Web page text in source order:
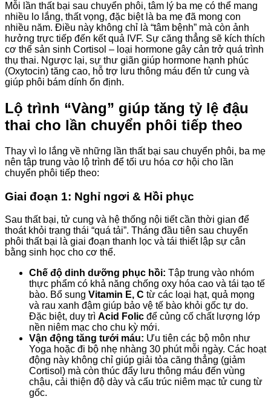
Mỗi lần thất bại sau chuyển phôi, tâm lý ba mẹ có thể mang
nhiều lo lắng, thất vọng, đặc biệt là ba mẹ đã mong con
nhiều năm. Điều này không chỉ là “tâm bệnh” mà còn ảnh
hưởng trực tiếp đến kết quả IVF. Sự căng thẳng sẽ kích thích
cơ thể sản sinh Cortisol – loại hormone gây cản trở quá trình
thụ thai. Ngược lại, sự thư giãn giúp hormone hạnh phúc
(Oxytocin) tăng cao, hỗ trợ lưu thông máu đến tử cung và
giúp phôi bám dính ổn định.
Lộ trình “Vàng” giúp tăng tỷ lệ đậu
thai cho lần chuyển phôi tiếp theo
Thay vì lo lắng về những lần thất bại sau chuyển phôi, ba mẹ
nên tập trung vào lộ trình để tối ưu hóa cơ hội cho lần
chuyển phôi tiếp theo:
Giai đoạn 1: Nghỉ ngơi & Hồi phục
Sau thất bại, tử cung và hệ thống nội tiết cần thời gian để
thoát khỏi trạng thái “quá tải”. Tháng đầu tiên sau chuyển
phôi thất bại là giai đoạn thanh lọc và tái thiết lập sự cân
bằng sinh học cho cơ thể.
Chế độ dinh dưỡng phục hồi: Tập trung vào nhóm
thực phẩm có khả năng chống oxy hóa cao và tái tạo tế
bào. Bổ sung Vitamin E, C từ các loại hạt, quả mọng
và rau xanh đậm giúp bảo vệ tế bào khỏi gốc tự do.
Đặc biệt, duy trì Acid Folic để củng cố chất lượng lớp
nền niêm mạc cho chu kỳ mới.
Vận động tăng tưới máu: Ưu tiên các bộ môn như
Yoga hoặc đi bộ nhẹ nhàng 30 phút mỗi ngày. Các hoạt
động này không chỉ giúp giải tỏa căng thẳng (giảm
Cortisol) mà còn thúc đẩy lưu thông máu đến vùng
chậu, cải thiện độ dày và cấu trúc niêm mạc tử cung từ
gốc.